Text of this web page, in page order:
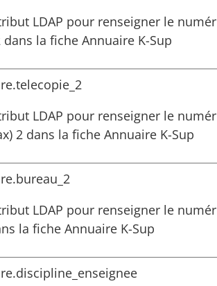
LDAP pour renseigner le
la fiche Annuaire K-Sup
LDAP pour renseigner le
2 dans la fiche Annuaire K-Sup
LDAP pour renseigner le
la fiche Annuaire K-Sup